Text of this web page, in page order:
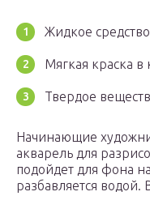
Жидкое
Мягкая краска в
Твердое
Начинающие
акварель для
подойдет для фона
разбавляется водой.